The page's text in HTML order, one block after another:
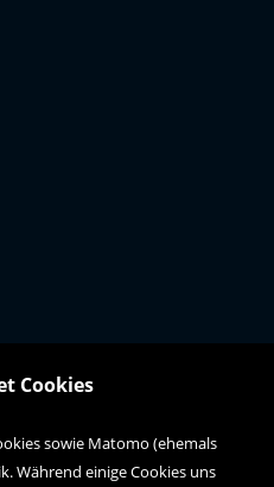
Cookies
sowie Matomo (ehemals
Während einige Cookies uns